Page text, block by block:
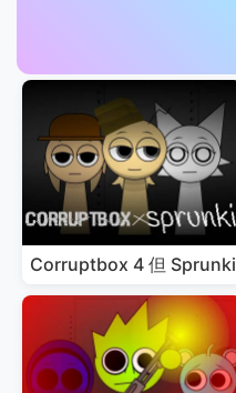
Corruptbox 4 但 Sprunki